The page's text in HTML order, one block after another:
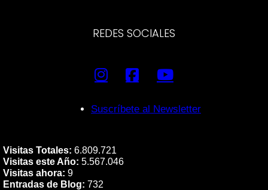
REDES SOCIALES
Suscríbete al Newsletter
Visitas Totales: 6.809.721
Visitas este Año: 5.567.046
Visitas ahora: 9
Entradas de Blog: 732